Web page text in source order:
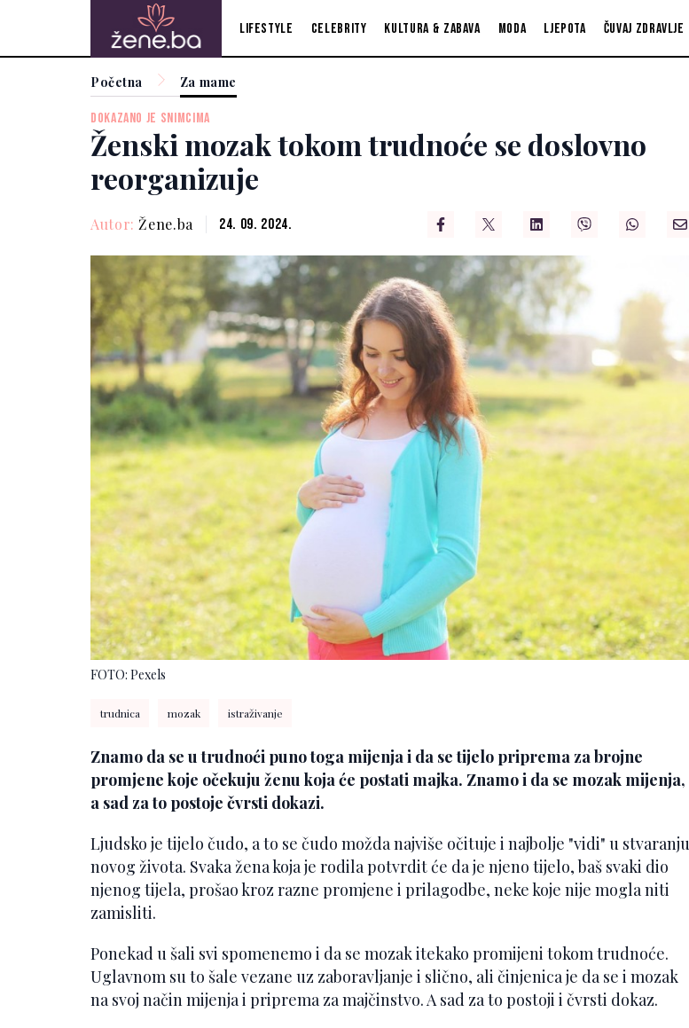
Lifestyle Celebrity Kultura & zabava Moda Ljepota Čuvaj zdravlje
Početna Za mame
DOKAZANO JE SNIMCIMA
Ženski mozak tokom trudnoće se doslovno
reorganizuje
Autor: Žene.ba 24. 09. 2024.
FOTO: Pexels
trudnica mozak istraživanje
Znamo da se u trudnoći puno toga mijenja i da se tijelo priprema za brojne
promjene koje očekuju ženu koja će postati majka. Znamo i da se mozak mijenja,
a sad za to postoje čvrsti dokazi.
Ljudsko je tijelo čudo, a to se čudo možda najviše očituje i najbolje "vidi" u stvaranju
novog života. Svaka žena koja je rodila potvrdit će da je njeno tijelo, baš svaki dio
njenog tijela, prošao kroz razne promjene i prilagodbe, neke koje nije mogla niti
zamisliti.
Ponekad u šali svi spomenemo i da se mozak itekako promijeni tokom trudnoće.
Uglavnom su to šale vezane uz zaboravljanje i slično, ali činjenica je da se i mozak
na svoj način mijenja i priprema za majčinstvo. A sad za to postoji i čvrsti dokaz.